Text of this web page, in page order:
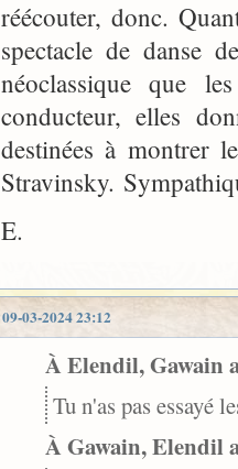
réécouter, donc.
spectacle de danse
néoclassique que
conducteur, elles
destinées à montrer
Stravinsky.
E.
09-03-2024 23:12
À Elendil, Gawain
Tu n'as pas essayé
À Gawain, Elendil